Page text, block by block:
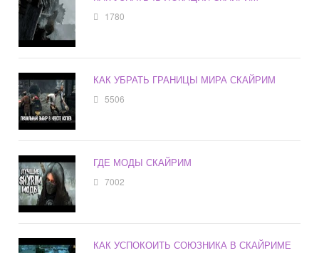
1780
КАК УБРАТЬ ГРАНИЦЫ МИРА СКАЙРИМ
5506
ГДЕ МОДЫ СКАЙРИМ
7002
КАК УСПОКОИТЬ СОЮЗНИКА В СКАЙРИМЕ